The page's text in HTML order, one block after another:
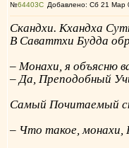
№64403 Добавлено: Сб 21 Мар
Скандхи. Кхандха
В Саваттхи Будда
– Монахи, я объясню
– Да, Преподобный
Самый Почитаемый
– Что такое, монахи,